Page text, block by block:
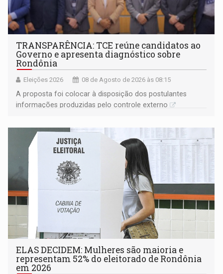
TRANSPARÊNCIA: TCE reúne candidatos ao
Governo e apresenta diagnóstico sobre
Rondônia
Eleições 2026 08 de Agosto de 2026 às 08:15
A proposta foi colocar à disposição dos postulantes
informações produzidas pelo controle externo
ELAS DECIDEM: Mulheres são maioria e
representam 52% do eleitorado de Rondônia
em 2026